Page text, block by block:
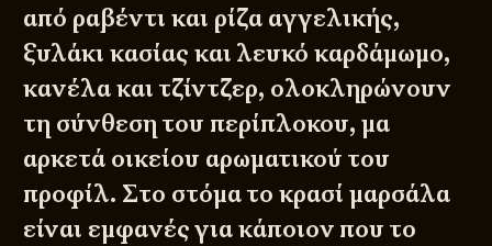
από ραβέντι και ρίζα αγγελικής,
ξυλάκι κασίας και λευκό καρδάμωμο,
κανέλα και τζίντζερ, ολοκληρώνουν
τη σύνθεση του περίπλοκου, μα
αρκετά οικείου αρωματικού του
προφίλ. Στο στόμα το κρασί μαρσάλα
είναι εμφανές για κάποιον που το